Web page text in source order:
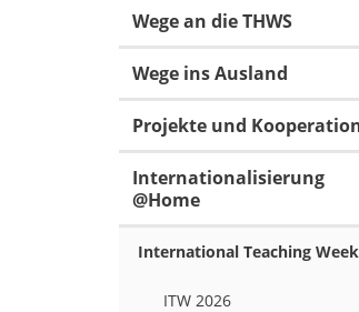
Wege an die THWS
Wege ins Ausland
Projekte und
Internationalisierung
@Home
International Teaching Week
ITW 2026